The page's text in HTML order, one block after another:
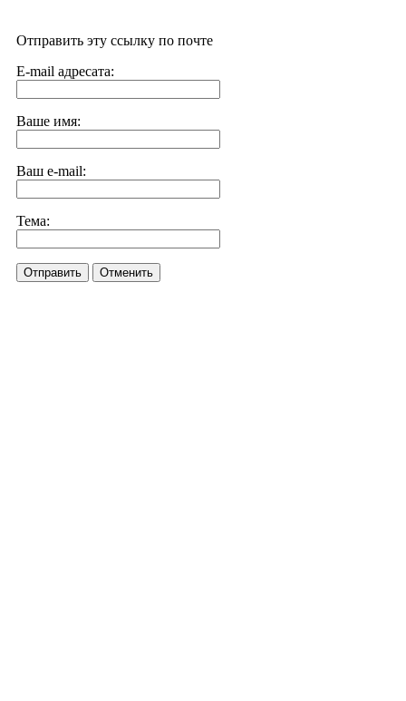
Отправить эту ссылку по почте
E-mail адресата:
Ваше имя:
Ваш e-mail:
Тема:
Отправить Отменить